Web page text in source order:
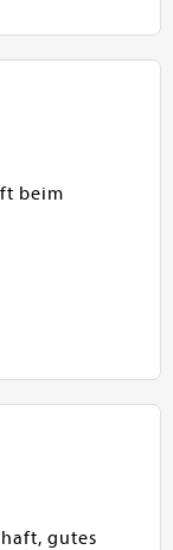
beim
gutes